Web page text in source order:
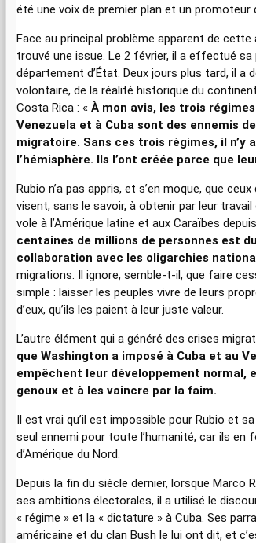
été une voix de premier plan et un promoteur
Face au principal problème apparent de
trouvé une issue. Le 2 février, il a effectué
département d’État. Deux jours plus tard, il a
volontaire, de la réalité historique du
Costa Rica : « À mon avis, les trois
Venezuela et à Cuba sont des ennemis
migratoire. Sans ces trois régimes, il n’y
l’hémisphère. Ils l’ont créée parce que
Rubio n’a pas appris, et s’en moque, que
visent, sans le savoir, à obtenir par leur
vole à l’Amérique latine et aux Caraïbes
centaines de millions de personnes est
collaboration avec les oligarchies
migrations. Il ignore, semble-t-il, que faire
simple : laisser les peuples vivre de leurs
d’eux, qu’ils les paient à leur juste valeur.
L’autre élément qui a généré des crises
que Washington a imposé à Cuba et au
empêchent leur développement normal,
genoux et à les vaincre par la faim.
Il est vrai qu’il est impossible pour Rubio et sa
seul ennemi pour toute l’humanité, car ils
d’Amérique du Nord.
Depuis la fin du siècle dernier, lorsque Marco
ses ambitions électorales, il a utilisé le
« régime » et la « dictature » à Cuba. Ses
américaine et du clan Bush le lui ont dit, et